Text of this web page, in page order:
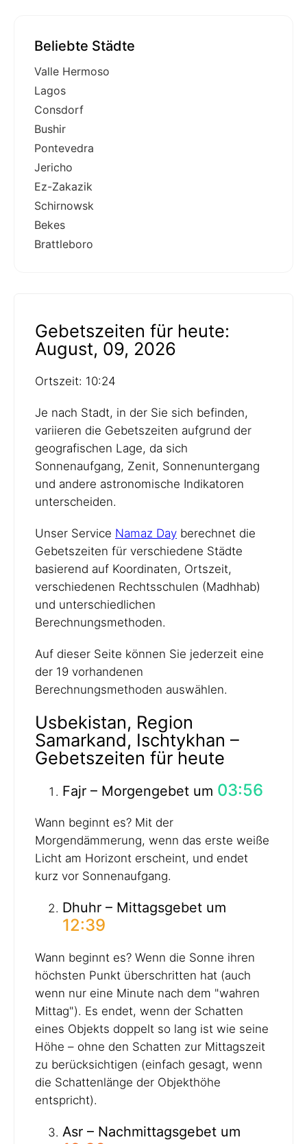
Beliebte Städte
Valle Hermoso
Lagos
Consdorf
Bushir
Pontevedra
Jericho
Ez-Zakazik
Schirnowsk
Bekes
Brattleboro
Gebetszeiten für heute:
August, 09, 2026
Ortszeit: 10:24
Je nach Stadt, in der Sie sich befinden,
variieren die Gebetszeiten aufgrund der
geografischen Lage, da sich
Sonnenaufgang, Zenit, Sonnenuntergang
und andere astronomische Indikatoren
unterscheiden.
Unser Service Namaz Day berechnet die
Gebetszeiten für verschiedene Städte
basierend auf Koordinaten, Ortszeit,
verschiedenen Rechtsschulen (Madhhab)
und unterschiedlichen
Berechnungsmethoden.
Auf dieser Seite können Sie jederzeit eine
der 19 vorhandenen
Berechnungsmethoden auswählen.
Usbekistan, Region
Samarkand, Ischtykhan –
Gebetszeiten für heute
Fajr – Morgengebet um 03:56
Wann beginnt es? Mit der
Morgendämmerung, wenn das erste weiße
Licht am Horizont erscheint, und endet
kurz vor Sonnenaufgang.
Dhuhr – Mittagsgebet um
12:39
Wann beginnt es? Wenn die Sonne ihren
höchsten Punkt überschritten hat (auch
wenn nur eine Minute nach dem "wahren
Mittag"). Es endet, wenn der Schatten
eines Objekts doppelt so lang ist wie seine
Höhe – ohne den Schatten zur Mittagszeit
zu berücksichtigen (einfach gesagt, wenn
die Schattenlänge der Objekthöhe
entspricht).
Asr – Nachmittagsgebet um